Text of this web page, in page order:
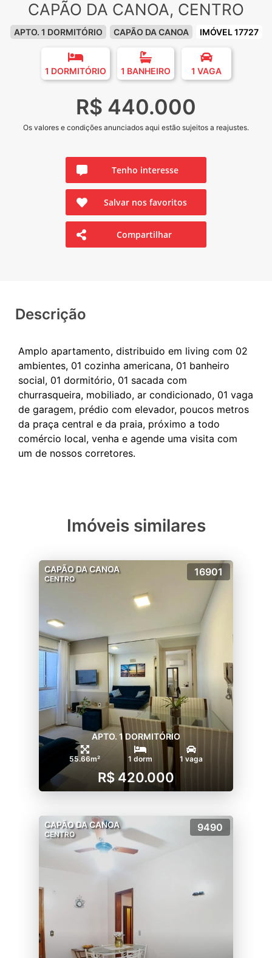
CAPÃO DA CANOA, CENTRO
APTO. 1 DORMITÓRIO CAPÃO DA CANOA IMÓVEL 17727
1 DORMITÓRIO 1 BANHEIRO 1 VAGA
R$ 440.000
Os valores e condições anunciados aqui estão sujeitos a reajustes.
Tenho interesse
Salvar nos favoritos
Compartilhar
Descrição
Amplo apartamento, distribuido em living com 02
ambientes, 01 cozinha americana, 01 banheiro
social, 01 dormitório, 01 sacada com
churrasqueira, mobiliado, ar condicionado, 01 vaga
de garagem, prédio com elevador, poucos metros
da praça central e da praia, próximo a todo
comércio local, venha e agende uma visita com
Imóveis similares
CAPÃO DA CANOA
CENTRO
16901
APTO. 1 DORMITÓRIO
55.66m² 1 dorm 1 vaga
R$ 420.000
CAPÃO DA CANOA
CENTRO
9490